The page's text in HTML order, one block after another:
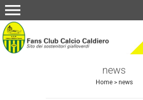
menu
news
Home> news